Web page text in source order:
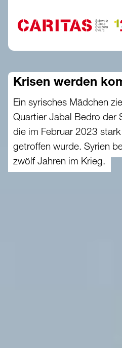
Krisen werden
Ein syrisches Mädchen
Quartier Jabal Bedro der
die im Februar 2023
getroffen wurde. Syrien
zwölf Jahren im Krieg.